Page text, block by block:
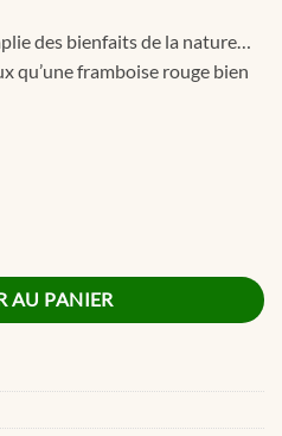
des bienfaits de la nature…
qu’une framboise rouge bien
Wax Melts
AU PANIER